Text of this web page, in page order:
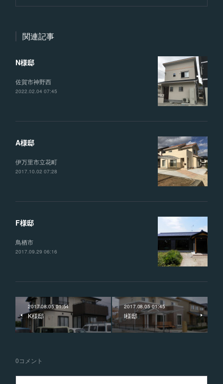
関連記事
N様邸
佐賀市神野西
2022.02.04 07:45
A様邸
伊万里市立花町
2017.10.02 07:28
F様邸
鳥栖市
2017.09.29 06:16
2017.08.05 01:54
K様邸
2017.08.05 01:45
I様邸
0コメント